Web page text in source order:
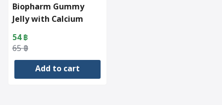
Biopharm Gummy
Jelly with Calcium
(60g)
65฿
Original
price
54฿
Current
price
Add to cart